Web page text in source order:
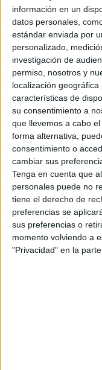
información en un
datos personales,
estándar enviada por
personalizado,
investigación de
permiso, nosotros y
localización
características de
su consentimiento a
que llevemos a cabo
forma alternativa,
consentimiento o
cambiar sus
Tenga en cuenta que
personales puede no
tiene el derecho de
preferencias se
sus preferencias o
momento volviendo a
"Privacidad" en la
La Salle Centro
Universidad Loyola
Florida Universitària
ESERP Digital